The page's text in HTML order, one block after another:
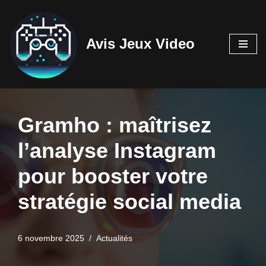
Aller
contenu
Avis Jeux Video
Gramho : maîtrisez
l’analyse Instagram
pour booster votre
stratégie social media
6 novembre 2025 Actualités